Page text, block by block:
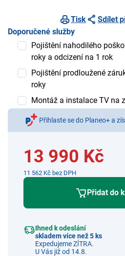
Tisk
Sdílet
Doporučené služby
Pojištění nahodilého
roky a odcizení na 1 rok
Pojištění prodloužené
roky
Montáž a instalace TV na
Přihlaste se do Planeo+ a
13 990 Kč
11 562 Kč bez DPH
Přidat do
Ihned k odeslání
skladem více než 5 ks
Expedujeme ZÍTRA.
U Vás již od 14.8.